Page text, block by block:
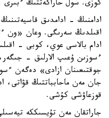
كوزى. سول حاراكەتتىڭ
ادامنىڭ - ادامدىق
اقىلدىڭ سەرىگى. وعان «ون
ادام بالاسى عوي، كوبى -
ءسوزىن ۇعىپ الارلىق - جىگەر،
جوقتىعىنان ازادى» دەگەن
جان مەن ماحابباتتىڭ قۋاتى،
قوزعاۋشى كۇشى.
جاراتقان مەن تۇيسىككە